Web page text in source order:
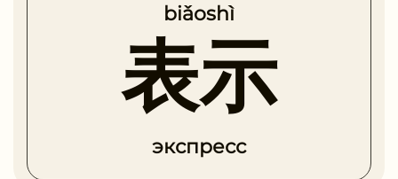
biǎoshì
表示
экспресс